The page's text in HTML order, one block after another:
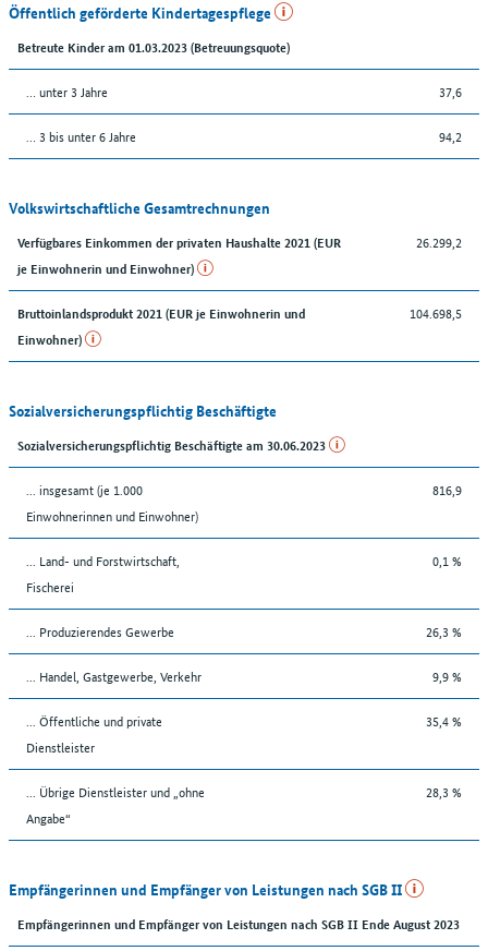
Öffentlich geförderte Kindertagespflege
Betreute Kinder am 01.03.2023 (Betreuungsquote)
… unter 3 Jahre 37,6
… 3 bis unter 6 Jahre 94,2
Volkswirtschaftliche Gesamtrechnungen
Verfügbares Einkommen der privaten Haushalte 2021 (EUR
je Einwohnerin und Einwohner)
26.299,2
Bruttoinlandsprodukt 2021 (EUR je Einwohnerin und
Einwohner)
104.698,5
Sozialversicherungspflichtig Beschäftigte
Sozialversicherungspflichtig Beschäftigte am 30.06.2023
... insgesamt (je 1.000
Einwohnerinnen und Einwohner)
816,9
... Land- und Forstwirtschaft,
Fischerei
0,1 %
... Produzierendes Gewerbe 26,3 %
... Handel, Gastgewerbe, Verkehr 9,9 %
... Öffentliche und private
Dienstleister
35,4 %
... Übrige Dienstleister und „ohne
Angabe“
28,3 %
Empfängerinnen und Empfänger von Leistungen nach SGB II
Empfängerinnen und Empfänger von Leistungen nach SGB II Ende August 2023